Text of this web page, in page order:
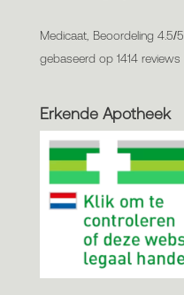
Medicaat, Beoordeling 4.5/5
gebaseerd op 1414 reviews
Erkende Apotheek